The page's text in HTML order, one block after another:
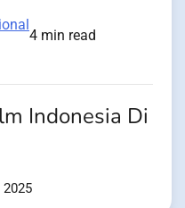
4 min read
Indonesia Di
2025